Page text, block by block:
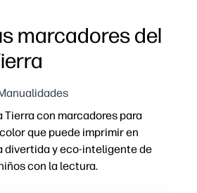
marcadores del
Tierra con marcadores para
que puede imprimir en
divertida y eco-inteligente de
con la lectura.